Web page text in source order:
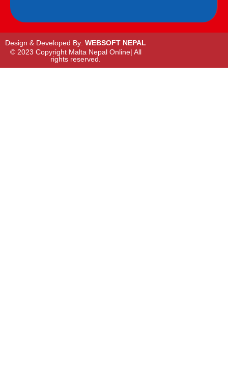
Design & Developed By: WEBSOFT NEPAL
© 2023 Copyright Malta Nepal Online| All
rights reserved.